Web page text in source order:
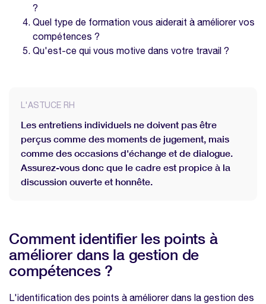
?
Quel type de formation vous aiderait à améliorer vos
compétences ?
Qu'est-ce qui vous motive dans votre travail ?
L'ASTUCE RH
Les entretiens individuels ne doivent pas être
perçus comme des moments de jugement, mais
comme des occasions d'échange et de dialogue.
Assurez-vous donc que le cadre est propice à la
discussion ouverte et honnête.
Comment identifier les points à
améliorer dans la gestion de
compétences ?
L'identification des points à améliorer dans la gestion des